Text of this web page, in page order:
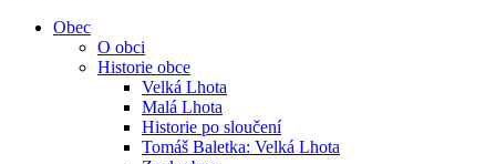
Obec
O obci
Historie obce
Velká Lhota
Malá Lhota
Historie po sloučení
Tomáš Baletka: Velká Lhota